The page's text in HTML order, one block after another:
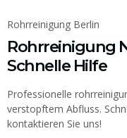
Rohrreinigung Berlin
Rohrreinigung
Schnelle Hilfe
Professionelle
verstopftem Abfluss.
kontaktieren Sie uns!